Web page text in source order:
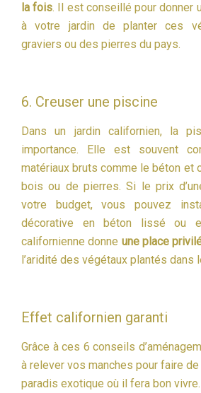
la fois. Il est conseillé pour donner
à votre jardin de planter ces
graviers ou des pierres du pays.
6. Creuser une piscine
Dans un jardin californien, la
importance. Elle est souvent
matériaux bruts comme le béton et
bois ou de pierres. Si le prix
votre budget, vous pouvez
décorative en béton lissé ou
californienne donne une place
l’aridité des végétaux plantés dans
Effet californien garanti
Grâce à ces 6 conseils
à relever vos manches pour faire
paradis exotique où il fera bon vivre.